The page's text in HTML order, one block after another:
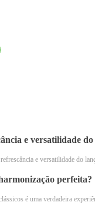
de
cafeteira italiana
modelos de
e versatilidade
e versatilidade do
perfeita?
é uma verdadeira